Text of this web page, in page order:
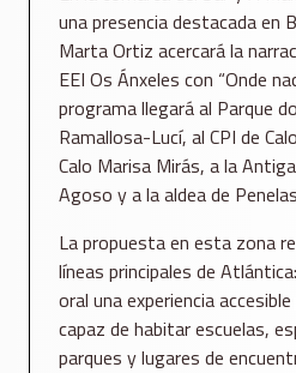
una presencia destacada en
Marta Ortiz acercará la
EEI Os Ánxeles con “Onde
programa llegará al Parque
Ramallosa-Lucí, al CPI de
Calo Marisa Mirás, a la
Agoso y a la aldea de
La propuesta en esta zona
líneas principales de
oral una experiencia
capaz de habitar escuelas,
parques y lugares de